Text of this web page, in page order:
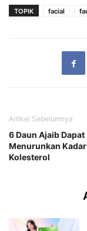
TOPIK facial
Artikel Sebelumnya
6 Daun Ajaib Dapat
Menurunkan Kadar
Kolesterol